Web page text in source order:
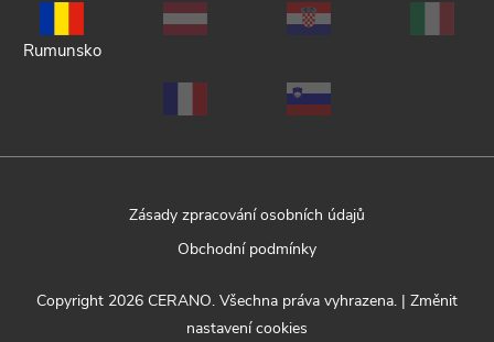
Rumunsko
Zásady zpracování osobních údajů
Obchodní podmínky
Copyright 2026 CERANO. Všechna práva vyhrazena. | Změnit
nastavení cookies